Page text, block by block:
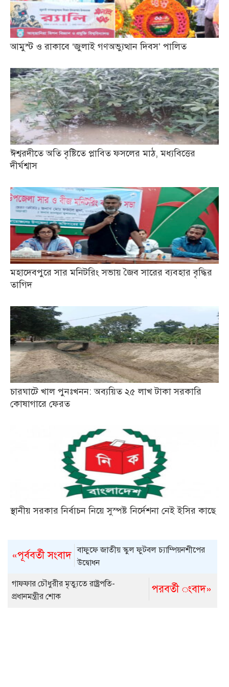
আমুস্ট ও রাকাবে ‘জুলাই গণঅভ্যুত্থান দিবস’ পালিত
ঈশ্বরদীতে অতি বৃষ্টিতে প্লাবিত ফসলের মাঠ, মধ্যবিত্তের
দীর্ঘশ্বাস
মহাদেবপুরে সার মনিটরিং সভায় জৈব সারের ব্যবহার বৃদ্ধির
তাগিদ
চারঘাটে খাল পুনঃখনন: অব্যয়িত ২৫ লাখ টাকা সরকারি
কোষাগারে ফেরত
স্থানীয় সরকার নির্বাচন নিয়ে সুস্পষ্ট নির্দেশনা নেই ইসির কাছে
«পূর্ববর্তী সংবাদ বাফুফে জাতীয় স্কুল ফুটবল চ্যাম্পিয়নশীপের
উদ্বোধন
পরবর্তী ংবাদ»
গাফফার চৌধুরীর মৃত্যুতে রাষ্ট্রপতি-
প্রধানমন্ত্রীর শোক